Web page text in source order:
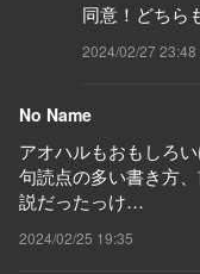
同意！どちら
2024/02/27 23:48
No Name
アオハルもおもしろ
句読点の多い書き方
説だったっけ…
2024/02/25 19:35